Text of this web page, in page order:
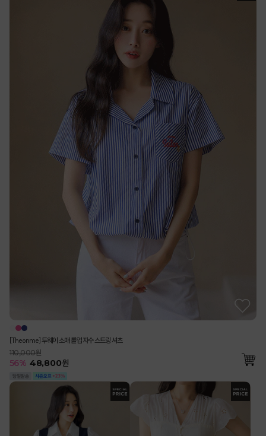
[Theonme] 투웨이 소매 롤업 자수 스트링 셔츠
110,000원
56% 48,800원